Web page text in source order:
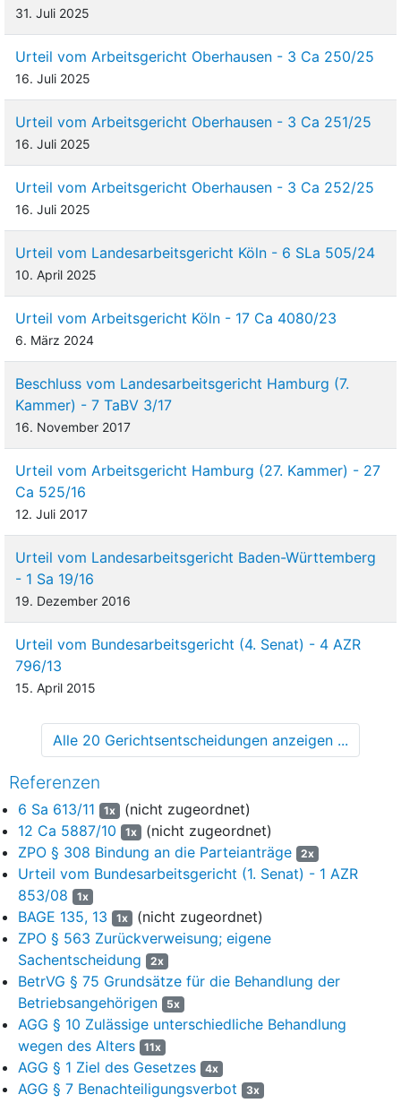
und die Weiterbeschäftigung ablehnt. …
Beschäftigte, die zum Zeitpunkt der rechtlichen
Beendigung des Arbeitsverhältnisses das
4
Die Abfindungen nach Nr. 2.4. SP 2010 berechnen sich aus
einem einheitlichen Grundbetrag von 2.500,00 Euro sowie
einem Steigerungsbetrag, der von der Dauer der
Betriebszugehörigkeit, dem Lebensalter und dem
nach den Regelungen in Nr. 2.5. SP 2010 bis zum
frühestmöglichen Eintritt in die gesetzliche Altersrente 85 % des
unter Anrechnung des voraussichtlichen Arbeitslosengelds für
24 Monate. Die Summe wird mit einem pauschalen Zuschlag
von 15 % als Bruttoabfindungssumme gezahlt.
5
„Wird das Arbeitsverhältnis vor Vollendung des 25jährigen,
40jährigen oder 50jährigen Dienstjubiläums beendet, erhält
der Beschäftigte die Jubiläumszahlung nach den
betrieblichen Regelungen, wenn vom Zeitpunkt der
rechtlichen Beendigung des Arbeitsverhältnisses bis zum
Erreichen des 25jährigen Dienstjubiläums nicht mehr als
fehlen.“
Betriebsordnung aus dem Jahr 1993(BO 1993)beträgt das
Jubiläumsgeld bei Erreichen des 40. Dienstjubiläums drei
Monatseinkommen. Das Jubiläumsgeld wird auch gezahlt an
Ruhegeldempfänger, die innerhalb von zwölf Monaten nach ihrer
Pensionierung ein Dienstjubiläum begehen würden
BO 1993) .
7
Die Beklagte zahlte dem Kläger, der ab August 2011 eine
vorzeitige Altersrente beanspruchen konnte, entsprechend
der Regelung in Nr. 2.5. SP 2010 eine Abfindung in Höhe von
4.974,62 Euro.
8
Der Kläger hat die Sonderregelung in Nr. 2.5. SP 2010 für
unwirksam gehalten. Diese bewirke eine unzulässige
Ungleichbehandlung wegen des Alters. Dies gelte auch für den
damit verbundenen Ausschluss von der Jubiläumszahlung. Er
hätte sein 40-jähriges Dienstjubiläum innerhalb von zwölf
Monaten nach Vollendung des 65. Lebensjahres erreicht.
9
Der Kläger hat - soweit für die Revision von Bedeutung -
beantragt,
31. Juli 2025
Urteil vom Arbeitsgericht Oberhausen - 3 Ca 250/25
16. Juli 2025
Urteil vom Arbeitsgericht Oberhausen - 3 Ca 251/25
16. Juli 2025
Urteil vom Arbeitsgericht Oberhausen - 3 Ca 252/25
16. Juli 2025
Urteil vom Landesarbeitsgericht Köln - 6 SLa 505/24
10. April 2025
Urteil vom Arbeitsgericht Köln - 17 Ca 4080/23
6. März 2024
Beschluss vom Landesarbeitsgericht Hamburg (7.
Kammer) - 7 TaBV 3/17
16. November 2017
Urteil vom Arbeitsgericht Hamburg (27. Kammer) - 27
Ca 525/16
12. Juli 2017
Urteil vom Landesarbeitsgericht Baden-Württemberg
- 1 Sa 19/16
19. Dezember 2016
Urteil vom Bundesarbeitsgericht (4. Senat) - 4 AZR
796/13
15. April 2015
Alle 20 Gerichtsentscheidungen anzeigen ...
Referenzen
6 Sa 613/11 1x (nicht zugeordnet)
12 Ca 5887/10
1x (nicht zugeordnet)
ZPO § 308 Bindung an die Parteianträge
2x
Urteil vom Bundesarbeitsgericht (1. Senat) - 1 AZR
853/08
1x
BAGE 135, 13 1x (nicht zugeordnet)
ZPO § 563 Zurückverweisung; eigene
Sachentscheidung
2x
BetrVG § 75 Grundsätze für die Behandlung der
Betriebsangehörigen
5x
AGG § 10 Zulässige unterschiedliche Behandlung
wegen des Alters
11x
AGG § 1 Ziel des Gesetzes 4x
AGG § 7 Benachteiligungsverbot 3x